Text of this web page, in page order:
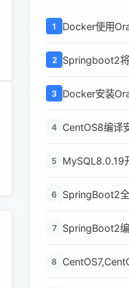
1 Docker使用
2
Springboot2
3
Docker安装
4 CentOS8编译
5 MySQL8.0.19
6 SpringBoot2
7
SpringBoot2
8